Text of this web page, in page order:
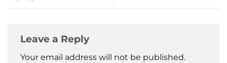
Leave a Reply
Your email address will not be published.